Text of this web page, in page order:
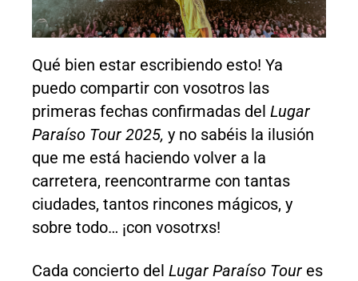
Qué bien estar escribiendo esto! Ya
puedo compartir con vosotros las
primeras fechas confirmadas del Lugar
Paraíso Tour 2025, y no sabéis la ilusión
que me está haciendo volver a la
carretera, reencontrarme con tantas
ciudades, tantos rincones mágicos, y
sobre todo… ¡con vosotrxs!
Cada concierto del Lugar Paraíso Tour es